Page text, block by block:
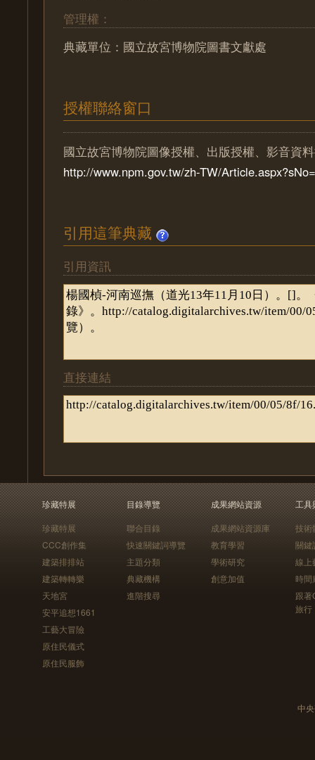
管理權：
典藏單位：國立故宮博物院圖書文獻處
授權聯絡窗口
國立故宮博物院圖像授權、出版授權、影音資
http://www.npm.gov.tw/zh-TW/
引用這筆典藏
引用資訊
直接連結
珍藏特展
珍藏特展
CCC創作集
建築排排站
建築轉轉樂
天地宮
安平追想1661
工藝大冒險
原住民儀式
原住民服飾
目錄導覽
聯合目錄
快速關鍵詞導覽
主題分類
典藏機構
進階搜尋
成果網站資源
成果網站資源庫
教育學習
學術研究
創意加值
工具
技術
關鍵
線上
時間
跟
旅行
中